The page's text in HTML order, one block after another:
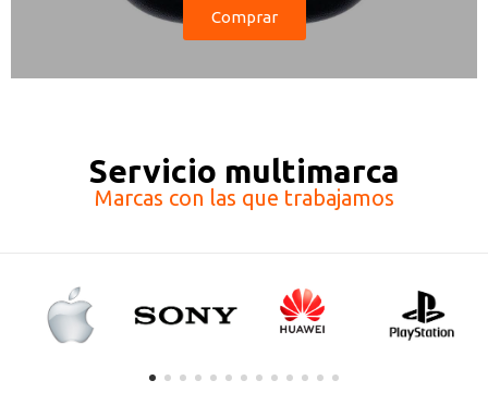
Comprar
Servicio multimarca
Marcas con las que trabajamos